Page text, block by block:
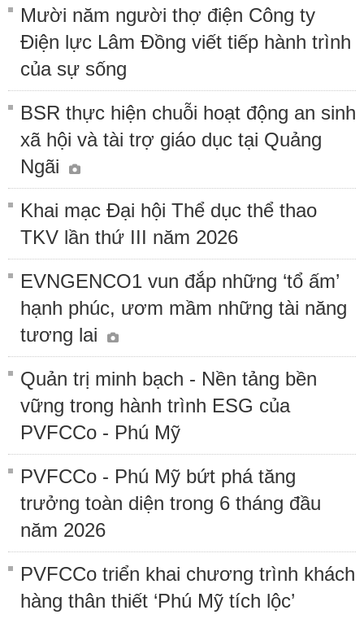
Mười năm người thợ điện Công ty
Điện lực Lâm Đồng viết tiếp hành trình
của sự sống
BSR thực hiện chuỗi hoạt động an sinh
xã hội và tài trợ giáo dục tại Quảng
Ngãi
Khai mạc Đại hội Thể dục thể thao
TKV lần thứ III năm 2026
EVNGENCO1 vun đắp những ‘tổ ấm’
hạnh phúc, ươm mầm những tài năng
tương lai
Quản trị minh bạch - Nền tảng bền
vững trong hành trình ESG của
PVFCCo - Phú Mỹ
PVFCCo - Phú Mỹ bứt phá tăng
trưởng toàn diện trong 6 tháng đầu
năm 2026
PVFCCo triển khai chương trình khách
hàng thân thiết ‘Phú Mỹ tích lộc’